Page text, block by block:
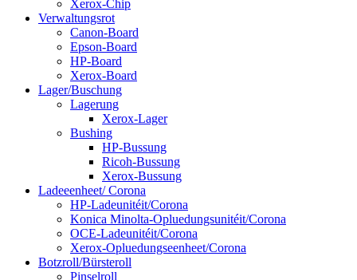
Xerox-Chip
Verwaltungsrot
Canon-Board
Epson-Board
HP-Board
Xerox-Board
Lager/Buschung
Lagerung
Xerox-Lager
Bushing
HP-Bussung
Ricoh-Bussung
Xerox-Bussung
Ladeeenheet/ Corona
HP-Ladeunitéit/Corona
Konica Minolta-Opluedungsunitéit/Corona
OCE-Ladeunitéit/Corona
Xerox-Opluedungseenheet/Corona
Botzroll/Bürsteroll
Pinselroll